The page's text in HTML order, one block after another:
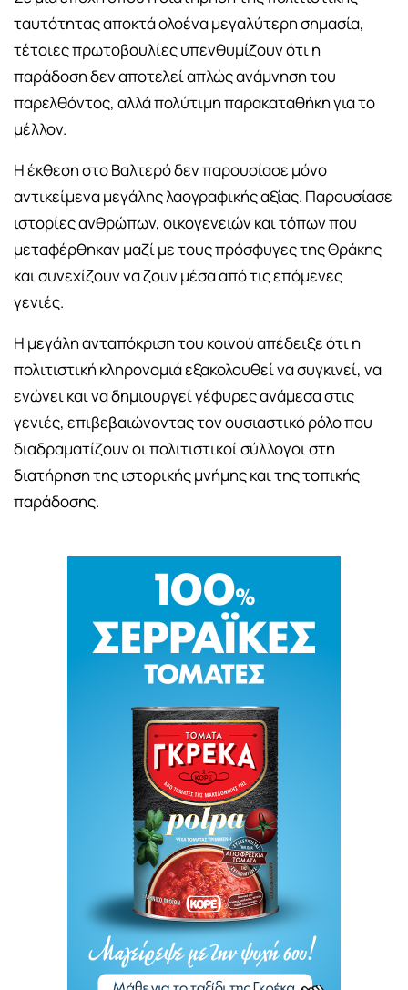
ταυτότητας αποκτά ολοένα μεγαλύτερη σημασία,
τέτοιες πρωτοβουλίες υπενθυμίζουν ότι η
παράδοση δεν αποτελεί απλώς ανάμνηση του
παρελθόντος, αλλά πολύτιμη παρακαταθήκη για το
μέλλον.
Η έκθεση στο Βαλτερό δεν παρουσίασε μόνο
αντικείμενα μεγάλης λαογραφικής αξίας. Παρουσίασε
ιστορίες ανθρώπων, οικογενειών και τόπων που
μεταφέρθηκαν μαζί με τους πρόσφυγες της Θράκης
και συνεχίζουν να ζουν μέσα από τις επόμενες
γενιές.
Η μεγάλη ανταπόκριση του κοινού απέδειξε ότι η
πολιτιστική κληρονομιά εξακολουθεί να συγκινεί, να
ενώνει και να δημιουργεί γέφυρες ανάμεσα στις
γενιές, επιβεβαιώνοντας τον ουσιαστικό ρόλο που
διαδραματίζουν οι πολιτιστικοί σύλλογοι στη
διατήρηση της ιστορικής μνήμης και της τοπικής
παράδοσης.